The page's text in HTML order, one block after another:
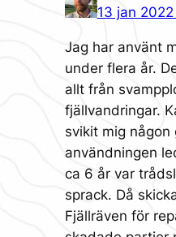
13 jan 2022
Jag har använt
under flera år.
allt från
fjällvandringar.
svikit mig någon
användningen
ca 6 år var
sprack. Då
Fjällräven för